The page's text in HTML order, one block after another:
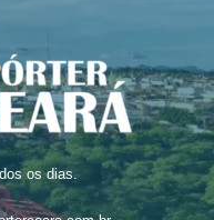
os dias.